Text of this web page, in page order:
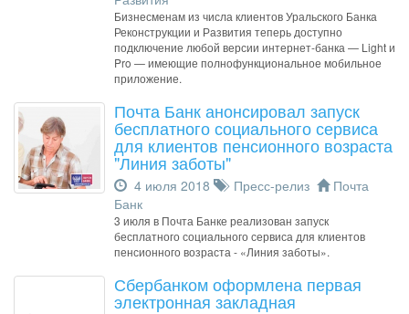
Бизнесменам из числа клиентов Уральского Банка
Реконструкции и Развития теперь доступно
подключение любой версии интернет-банка — Light и
Pro — имеющие полнофункциональное мобильное
приложение.
Почта Банк анонсировал запуск
бесплатного социального сервиса
для клиентов пенсионного возраста
"Линия заботы"
4 июля 2018 Пресс-релиз
Почта
Банк
3 июля в Почта Банке реализован запуск
бесплатного социального сервиса для клиентов
пенсионного возраста - «Линия заботы».
Сбербанком оформлена первая
электронная закладная